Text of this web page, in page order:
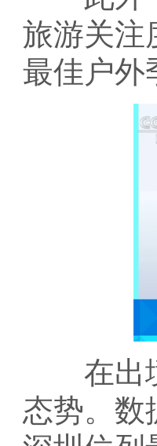
旅游关注
最佳户外
在出境
态势。数